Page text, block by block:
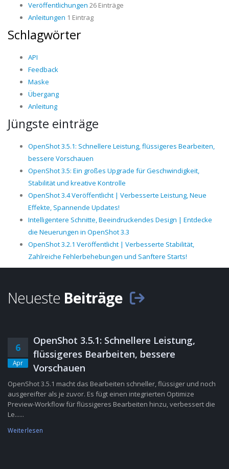
Veröffentlichungen 26 Einträge
Anleitungen 1 Eintrag
Schlagwörter
API
Feedback
Maske
Übergang
Anleitung
Jüngste einträge
OpenShot 3.5.1: Schnellere Leistung, flüssigeres Bearbeiten,
bessere Vorschauen
OpenShot 3.5: Ein großes Upgrade für Geschwindigkeit,
Stabilität und kreative Kontrolle
OpenShot 3.4 Veröffentlicht | Verbesserte Leistung, Neue
Effekte, Spannende Updates!
Intelligentere Schnitte, Beeindruckendes Design | Entdecke
die Neuerungen in OpenShot 3.3
OpenShot 3.2.1 Veröffentlicht | Verbesserte Stabilität,
Zahlreiche Fehlerbehebungen und Sanftere Starts!
Neueste Beiträge
6
Apr
OpenShot 3.5.1: Schnellere Leistung,
flüssigeres Bearbeiten, bessere
Vorschauen
OpenShot 3.5.1 macht das Bearbeiten schneller, flüssiger und noch
ausgereifter als je zuvor. Es fügt einen integrierten Optimize
Preview-Workflow für flüssigeres Bearbeiten hinzu, verbessert die
Le......
Weiterlesen